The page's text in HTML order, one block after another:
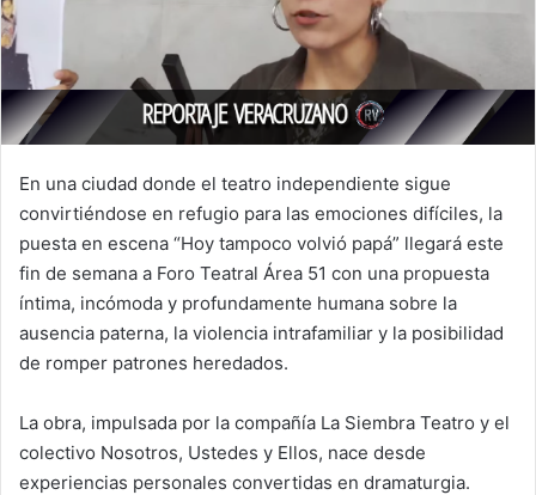
En una ciudad donde el teatro independiente sigue
convirtiéndose en refugio para las emociones difíciles, la
puesta en escena “Hoy tampoco volvió papá” llegará este
fin de semana a Foro Teatral Área 51 con una propuesta
íntima, incómoda y profundamente humana sobre la
ausencia paterna, la violencia intrafamiliar y la posibilidad
de romper patrones heredados.
La obra, impulsada por la compañía La Siembra Teatro y el
colectivo Nosotros, Ustedes y Ellos, nace desde
experiencias personales convertidas en dramaturgia.